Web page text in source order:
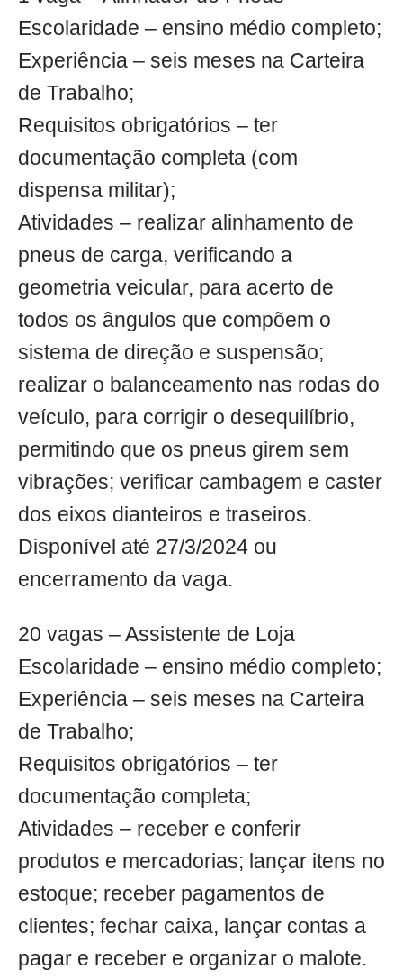
Escolaridade – ensino médio completo;
Experiência – seis meses na Carteira
de Trabalho;
Requisitos obrigatórios – ter
documentação completa (com
dispensa militar);
Atividades – realizar alinhamento de
pneus de carga, verificando a
geometria veicular, para acerto de
todos os ângulos que compõem o
sistema de direção e suspensão;
realizar o balanceamento nas rodas do
veículo, para corrigir o desequilíbrio,
permitindo que os pneus girem sem
vibrações; verificar cambagem e caster
dos eixos dianteiros e traseiros.
Disponível até 27/3/2024 ou
encerramento da vaga.
20 vagas – Assistente de Loja
Escolaridade – ensino médio completo;
Experiência – seis meses na Carteira
de Trabalho;
Requisitos obrigatórios – ter
documentação completa;
Atividades – receber e conferir
produtos e mercadorias; lançar itens no
estoque; receber pagamentos de
clientes; fechar caixa, lançar contas a
pagar e receber e organizar o malote.